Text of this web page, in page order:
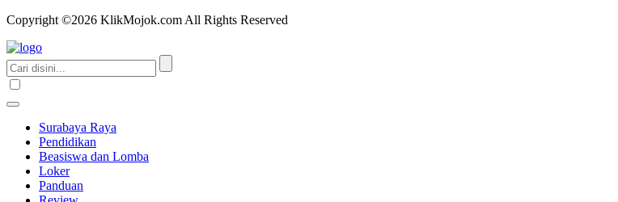
Copyright ©2026 KlikMojok.com All Rights Reserved
Surabaya Raya
Pendidikan
Beasiswa dan Lomba
Loker
Panduan